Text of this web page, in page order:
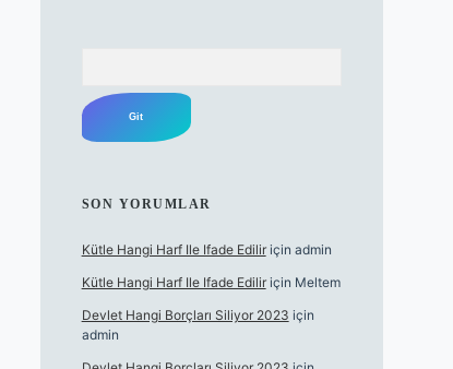
SON YORUMLAR
Kütle Hangi Harf Ile Ifade Ediliriçin admin
Kütle Hangi Harf Ile Ifade Ediliriçin Meltem
Devlet Hangi Borçları Siliyor 2023 için
admin